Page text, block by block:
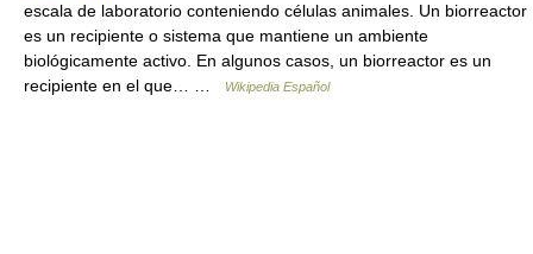
escala de laboratorio conteniendo células animales. Un biorreactor
es un recipiente o sistema que mantiene un ambiente
biológicamente activo. En algunos casos, un biorreactor es un
recipiente en el que… …
Wikipedia Español